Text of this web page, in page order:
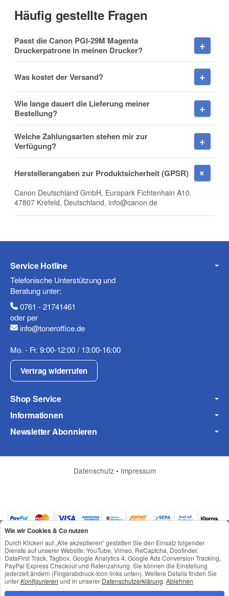
Firma
E-Mail
Mobiltelefon
Fax
Frage zum Artikel
Häufig gestellte Fragen
Passt die Canon PGI-29M Magenta
Druckerpatrone in meinen Drucker?
Was kostet der Versand?
Wie lange dauert die Lieferung meiner
Bestellung?
Welche Zahlungsarten stehen mir zur
Verfügung?
Herstellerangaben zur Produktsicherheit (GPSR)
Canon Deutschland GmbH, Europark Fichtenhain A10.
47807 Krefeld, Deutschland, info@canon.de
Service Hotline
Telefonische Unterstützung und
Beratung unter:
0761 - 21741461
oder per
info@toneroffice.de
Mo. - Fr. 9:00-12:00 / 13:00-16:00
Vertrag widerrufen
Shop Service
Informationen
Newsletter Abonnieren
Datenschutz • Impressum
*Alle Preise inkl. gesetzlicher USt., zzgl.Versand
© © Toneroffice.de
Wie wir Cookies & Co nutzen
Durch Klicken auf „Alle akzeptieren“ gestatten Sie den Einsatz folgender
Dienste auf unserer Website: YouTube, Vimeo, ReCaptcha, Doofinder,
DataFirst Track, Tagbox, Google Analytics 4, Google Ads Conversion Tracking,
PayPal Express Checkout und Ratenzahlung. Sie können die Einstellung
jederzeit ändern (Fingerabdruck-Icon links unten). Weitere Details finden Sie
unterKonfigurierenund in unserer Datenschutzerklärung. Ablehnen